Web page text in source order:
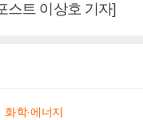
스트 이상호 기자]
화학·에너지